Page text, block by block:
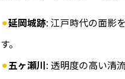
延岡城跡: 江戸時代の面影
す。
五ヶ瀬川: 透明度の高い清